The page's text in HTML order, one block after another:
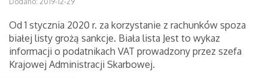
Od 1 stycznia 2020 r. za korzystanie z rachunków spoza
białej listy grożą sankcje. Biała lista Jest to wykaz
informacji o podatnikach VAT prowadzony przez szefa
Krajowej Administracji Skarbowej.